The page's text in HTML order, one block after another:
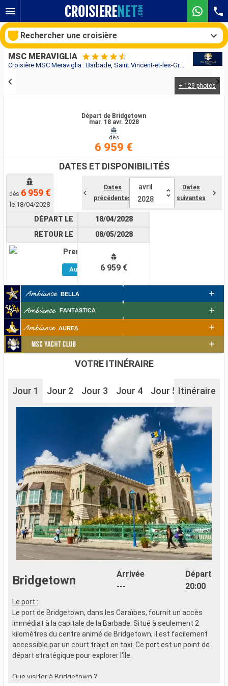
Croisière MSC Meraviglia : Barbade, Saint Vincent-et-les-Grenadines, Grenade, Martinique, Guadeloupe, Saint-Martin, Portugal, Espagne, France, Royaume-Uni au départ de Bridgetown
MSC MERAVIGLIA
+ 129 photos
Départ de Bridgetown
mar. 18 avr. 2028
dès
6 959 €
DATES ET DISPONIBILITÉS
dès 6 959 €
le 18/04/2028
Dates
précédentes
avril
2028
Dates
suivantes
DÉPART LE
RETOUR LE
Premium
Autres
18/04/2028
08/05/2028
6 959 €
VOTRE ITINÉRAIRE
Jour 1 Jour 2 Jour 3 Jour 4 Jour 5 Jour 6
Itinéraire
Bridgetown
Arrivée
---
Départ
20:00
Le port :
Le port de Bridgetown, dans les Caraïbes, fournit un accès
immédiat à la capitale de la Barbade. Situé à seulement 2
kilomètres du centre animé de Bridgetown, il est facilement
accessible par un court trajet en taxi. Ce port est un point de
départ stratégique pour explorer l'île.
Que visiter à Bridgetown ?
Rechercher une croisière
Rechercher